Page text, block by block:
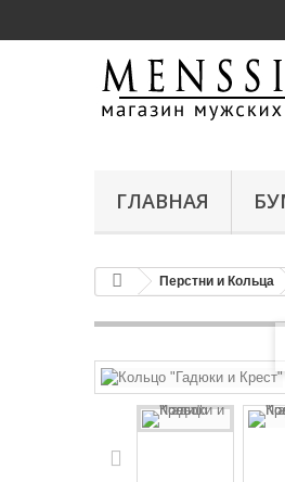
ГЛАВНАЯ
Перстни и Кольца